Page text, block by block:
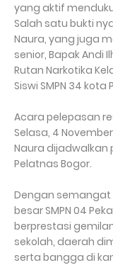
yang aktif
Salah satu bukti
Naura, yang juga
senior, Bapak Andi
Rutan Narkotika
Siswi SMPN 34 kota
Acara pelepasan
Selasa, 4
Naura dijadwalkan
Pelatnas Bogor.
Dengan semangat
besar SMPN 04
berprestasi
sekolah, daerah
serta bangga di